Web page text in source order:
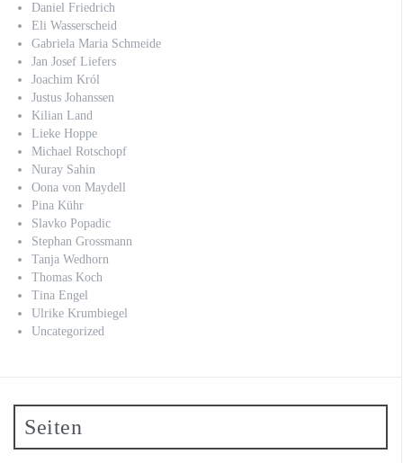
Daniel Friedrich
Eli Wasserscheid
Gabriela Maria Schmeide
Jan Josef Liefers
Joachim Król
Justus Johanssen
Kilian Land
Lieke Hoppe
Michael Rotschopf
Nuray Sahin
Oona von Maydell
Pina Kühr
Slavko Popadic
Stephan Grossmann
Tanja Wedhorn
Thomas Koch
Tina Engel
Ulrike Krumbiegel
Uncategorized
Seiten